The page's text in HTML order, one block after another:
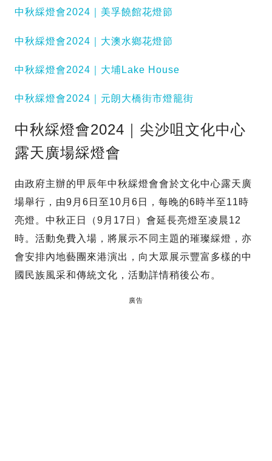
中秋綵燈會2024｜美孚饒館花燈節
中秋綵燈會2024｜大澳水鄉花燈節
中秋綵燈會2024｜大埔Lake House
中秋綵燈會2024｜元朗大橋街市燈籠街
中秋綵燈會2024｜尖沙咀文化中心
露天廣場綵燈會
由政府主辦的甲辰年中秋綵燈會會於文化中心露天廣
場舉行，由9月6日至10月6日，每晚的6時半至11時
亮燈。中秋正日（9月17日）會延長亮燈至凌晨12
時。活動免費入場，將展示不同主題的璀璨綵燈，亦
會安排內地藝團來港演出，向大眾展示豐富多樣的中
國民族風采和傳統文化，活動詳情稍後公布。
廣告